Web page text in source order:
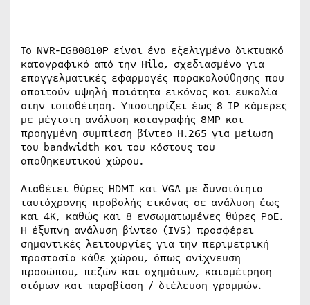
Το NVR-EG80810P είναι ένα εξελιγμένο δικτυακό
καταγραφικό από την Hilo, σχεδιασμένο για
επαγγελματικές εφαρμογές παρακολούθησης που
απαιτούν υψηλή ποιότητα εικόνας και ευκολία
στην τοποθέτηση. Υποστηρίζει έως 8 IP κάμερες
με μέγιστη ανάλυση καταγραφής 8MP και
προηγμένη συμπίεση βίντεο H.265 για μείωση
του bandwidth και του κόστους του
αποθηκευτικού χώρου.
Διαθέτει θύρες HDMI και VGA με δυνατότητα
ταυτόχρονης προβολής εικόνας σε ανάλυση έως
και 4K, καθώς και 8 ενσωματωμένες θύρες PoE.
Η έξυπνη ανάλυση βίντεο (IVS) προσφέρει
σημαντικές λειτουργίες για την περιμετρική
προστασία κάθε χώρου, όπως ανίχνευση
προσώπου, πεζών και οχημάτων, καταμέτρηση
ατόμων και παραβίαση / διέλευση γραμμών.